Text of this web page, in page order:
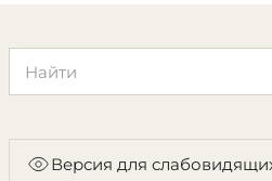
Версия для